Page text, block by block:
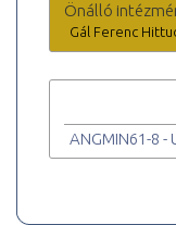
Önálló
Gál Ferenc
ANGMIN61-8 -